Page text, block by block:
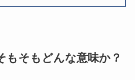
もそもどんな意味か？